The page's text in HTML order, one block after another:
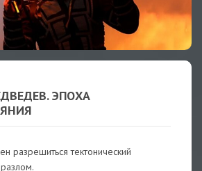
ЭПОХА
разрешиться тектонический